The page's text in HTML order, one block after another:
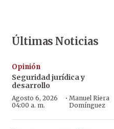
Últimas Noticias
Opinión
Seguridad jurídica y
desarrollo
Agosto 6, 2026
04:00 a. m.
· Manuel Riera
Domínguez